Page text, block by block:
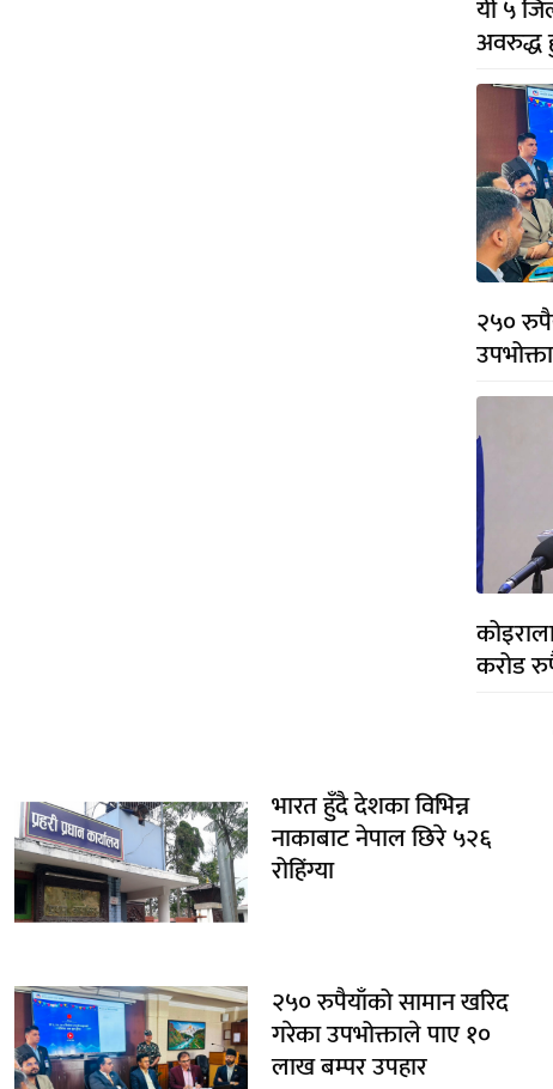
यी ५
अवरुद्ध
२५०
करोड
भारत हुँदै देशका विभिन्न
नाकाबाट नेपाल छिरे ५२६
रोहिंग्या
२५० रुपैयाँको सामान खरिद
गरेका उपभोक्ताले पाए १०
लाख बम्पर उपहार